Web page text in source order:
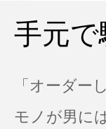
手元
「オーダ
モノが男に